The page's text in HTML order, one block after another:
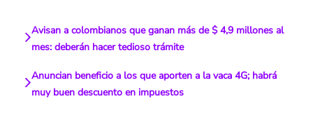
Avisan a colombianos que ganan más de $ 4,9 millones al
mes: deberán hacer tedioso trámite
Anuncian beneficio a los que aporten a la vaca 4G; habrá
muy buen descuento en impuestos